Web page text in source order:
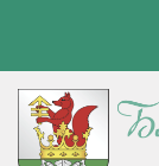
Познай
поручил